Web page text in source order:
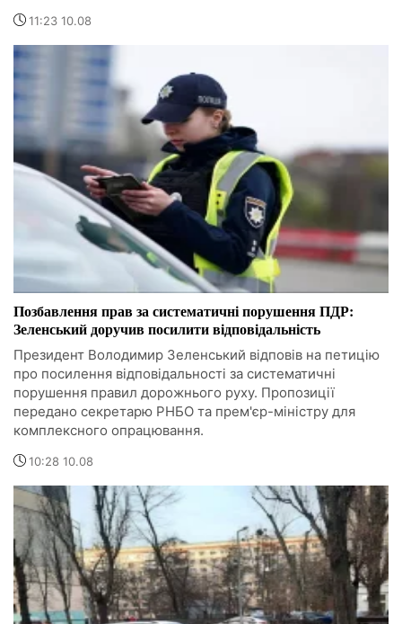
11:23 10.08
Позбавлення прав за систематичні порушення ПДР:
Зеленський доручив посилити відповідальність
Президент Володимир Зеленський відповів на петицію
про посилення відповідальності за систематичні
порушення правил дорожнього руху. Пропозиції
передано секретарю РНБО та прем'єр-міністру для
комплексного опрацювання.
10:28 10.08